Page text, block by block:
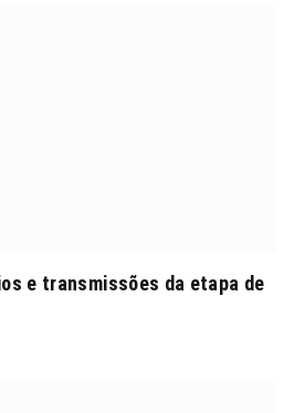
e transmissões da etapa de